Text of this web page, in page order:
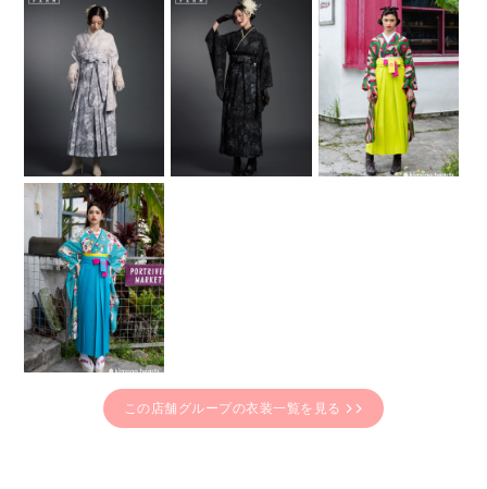
この店舗グループの衣装一覧を見る